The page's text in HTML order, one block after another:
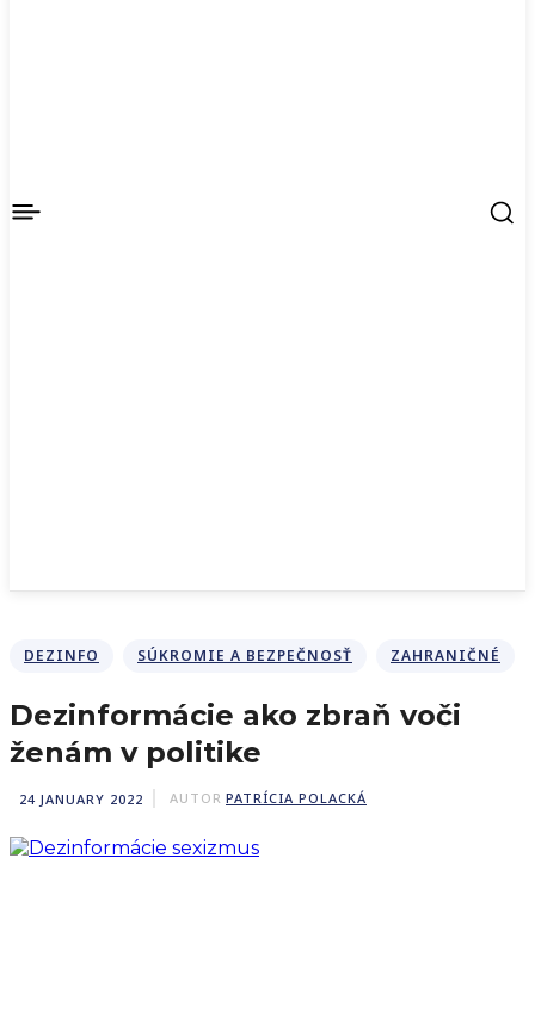
DEZINFO SÚKROMIE A BEZPEČNOSŤ ZAHRANIČNÉ
Dezinformácie ako zbraň voči
ženám v politike
24 JANUARY 2022 AUTOR PATRÍCIA POLACKÁ